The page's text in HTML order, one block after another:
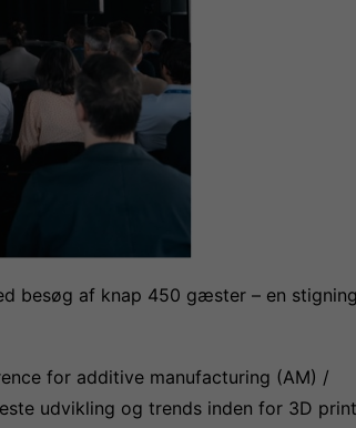
besøg af knap 450 gæster – en
for additive manufacturing (AM) /
udvikling og trends inden for 3D